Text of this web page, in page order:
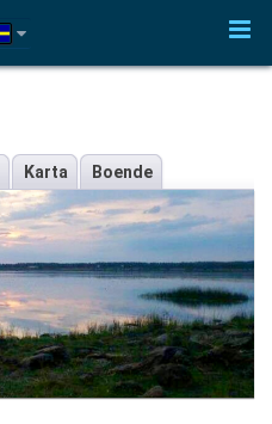
Karta Boende